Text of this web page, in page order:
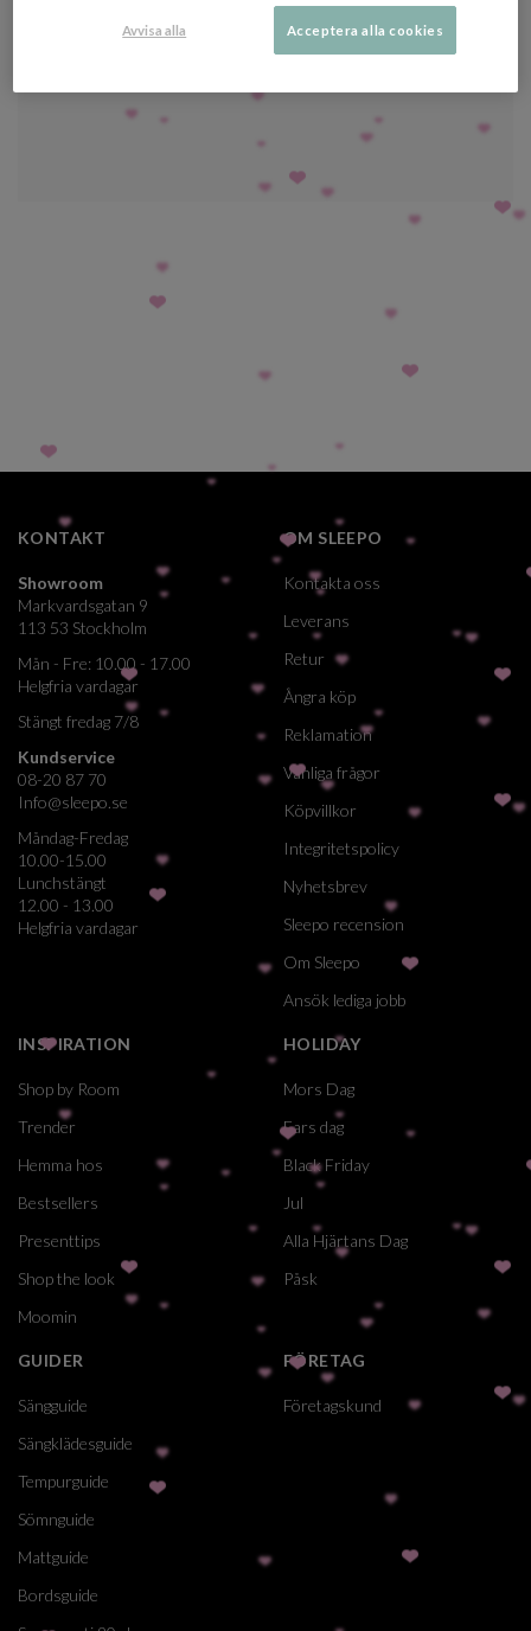
Du kan när som helst avanmäla dig från vårt nyhetsbrev. Se vår
integritetspolicyför att läsa om hur vi vårdar dina uppgifter.
KONTAKT
Showroom
Markvardsgatan 9
113 53 Stockholm
Mån - Fre: 10.00 - 17.00
Helgfria vardagar
Stängt fredag 7/8
Kundservice
08-20 87 70
Info@sleepo.se
Måndag-Fredag
10.00-15.00
Lunchstängt
12.00 - 13.00
Helgfria vardagar
OM SLEEPO
Kontakta oss
Leverans
Retur
Ångra köp
Reklamation
Vanliga frågor
Köpvillkor
Integritetspolicy
Nyhetsbrev
Sleepo recension
Om Sleepo
Ansök lediga jobb
INSPIRATION
Shop by Room
Trender
Hemma hos
Bestsellers
Presenttips
Shop the look
Moomin
HOLIDAY
Mors Dag
Fars dag
Black Friday
Jul
Alla Hjärtans Dag
Påsk
GUIDER
Sängguide
Sängklädesguide
Tempurguide
Sömnguide
Mattguide
Bordsguide
FÖRETAG
Företagskund
Avvisa alla Acceptera alla cookies